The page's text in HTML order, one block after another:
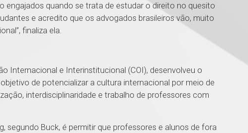
engajados quando se trata de estudar o direito no quesito
e acredito que os advogados brasileiros vão, muito
finaliza ela.
Internacional e Interinstitucional (COI), desenvolveu o
de potencializar a cultura internacional por meio de
interdisciplinaridade e trabalho de professores com
segundo Buck, é permitir que professores e alunos de fora